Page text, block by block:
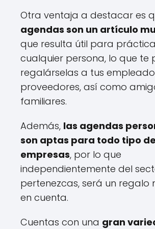
Otra ventaja a destacar es
agendas son un artículo
que resulta útil para
cualquier persona, lo que te
regalárselas a tus
proveedores, así como
familiares.
Además, las agendas
son aptas para todo tipo de
empresas, por lo que
independientemente del
pertenezcas, será un regalo
en cuenta.
Cuentas con una gran